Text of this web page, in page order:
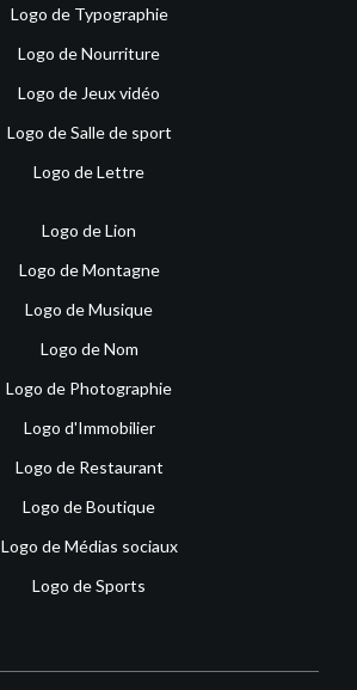
Logo de Typographie
Logo de Nourriture
Logo de Jeux vidéo
Logo de Salle de sport
Logo de Lettre
Logo de Lion
Logo de Montagne
Logo de Musique
Logo de Nom
Logo de Photographie
Logo d'Immobilier
Logo de Restaurant
Logo de Boutique
Logo de Médias sociaux
Logo de Sports